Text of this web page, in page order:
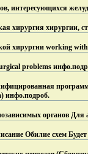
интересующихся
хирургия хирургии,
хирургии working
problems инфо.
инфо.подроб.
органов
Обилие схем